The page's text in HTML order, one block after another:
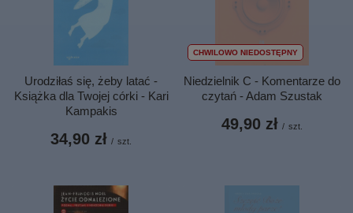
Urodziłaś się, żeby latać -
Książka dla Twojej córki - Kari
Kampakis
34,90 zł / szt.
CHWILOWO NIEDOSTĘPNY
Niedzielnik C - Komentarze do
czytań - Adam Szustak
49,90 zł / szt.